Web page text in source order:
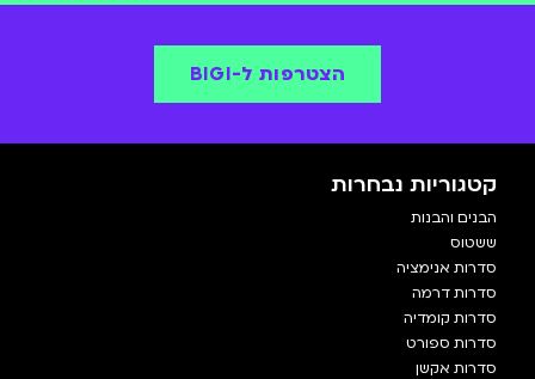
הצטרפות ל-BIGI
קטגוריות נבחרות
הבנים והבנות
ששטוס
סדרות אנימציה
סדרות דרמה
סדרות קומדיה
סדרות ספורט
סדרות אקשן